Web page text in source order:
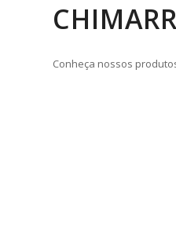
Conheça nossos